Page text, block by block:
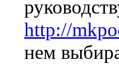
http://
нем